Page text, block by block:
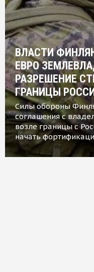
ВЛАСТИ
ЕВРО
РАЗРЕШЕНИЕ
ГРАНИЦЫ
Силы обороны
соглашения с
возле границы с
начать